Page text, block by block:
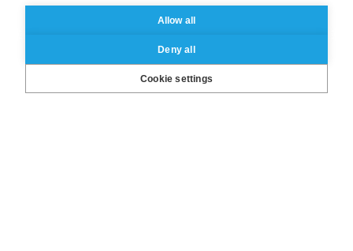
LinkedIn
X Facebook
Instagram
YouTube
Allow all
Deny all
Cookie settings